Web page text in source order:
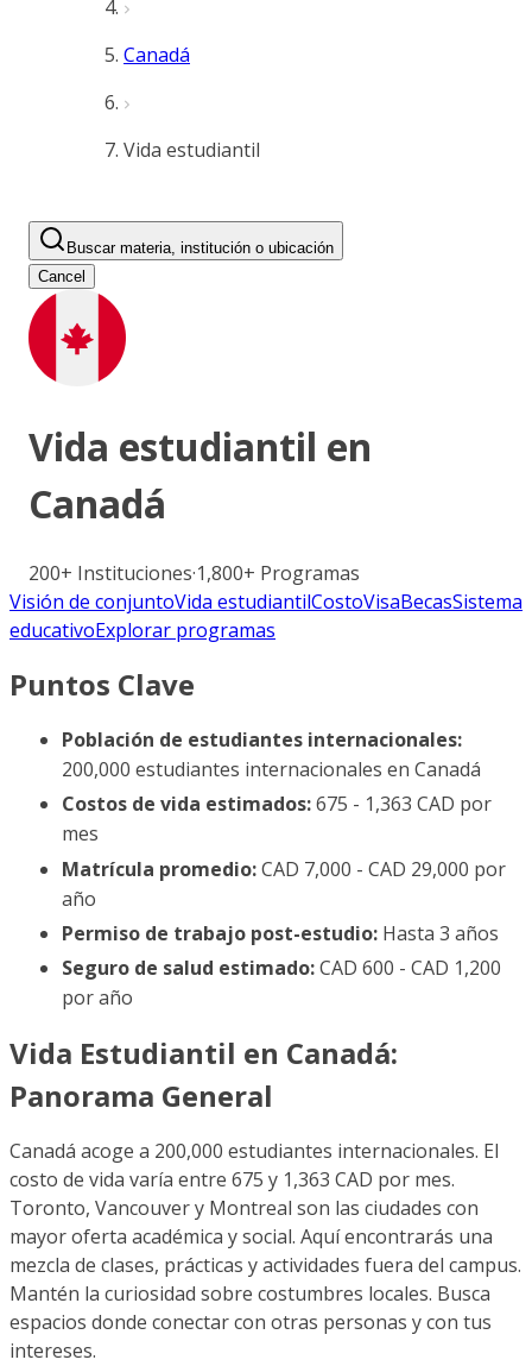
Canadá
Vida estudiantil
Buscar materia, institución o ubicación
Cancel
Vida estudiantil en
Canadá
200+ Instituciones·1,800+ Programas
Visión de conjuntoVida estudiantilCostoVisaBecasSistema
educativoExplorar programas
Puntos Clave
Población de estudiantes internacionales:
200,000 estudiantes internacionales en Canadá
Costos de vida estimados:675 - 1,363 CAD por
mes
Matrícula promedio:CAD 7,000 - CAD 29,000 por
año
Permiso de trabajo post-estudio: Hasta 3 años
Seguro de salud estimado:CAD 600 - CAD 1,200
por año
Vida Estudiantil en Canadá:
Panorama General
Canadá acoge a 200,000 estudiantes internacionales. El
costo de vida varía entre 675 y 1,363 CAD por mes.
Toronto, Vancouver y Montreal son las ciudades con
mayor oferta académica y social. Aquí encontrarás una
mezcla de clases, prácticas y actividades fuera del campus.
Mantén la curiosidad sobre costumbres locales. Busca
espacios donde conectar con otras personas y con tus
intereses.